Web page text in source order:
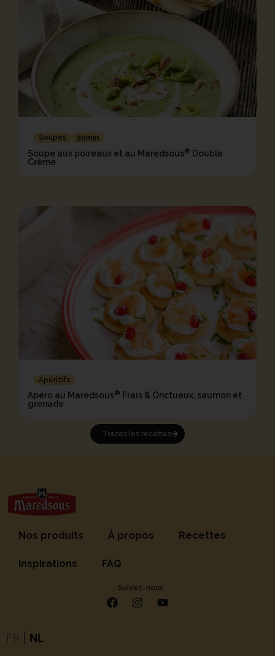
Soupes 20min
Soupe aux poireaux et au Maredsous® Double
Crème
Apéritifs
Apéro au Maredsous® Frais & Onctueux, saumon et
grenade
Toutes les recettes
Nos produits À propos Recettes
Inspirations FAQ
Suivez-nous
FR NL